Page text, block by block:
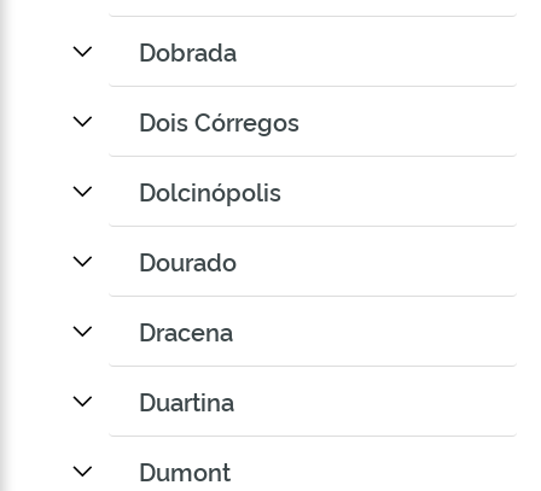
Dobrada
Dois Córregos
Dolcinópolis
Dourado
Dracena
Duartina
Dumont